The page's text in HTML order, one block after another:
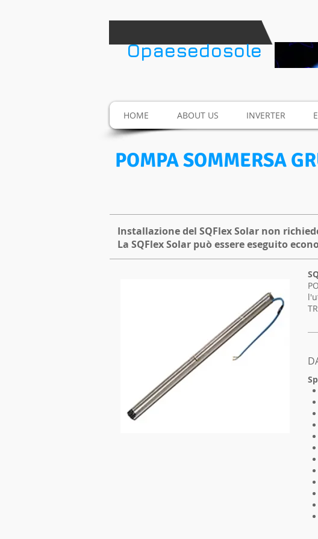
​Opaesedosole
HOME ABOUT US INVERTER
POMPA SOMMERSA
Installazione del SQFlex Solar non
La SQFlex Solar può essere eseguito